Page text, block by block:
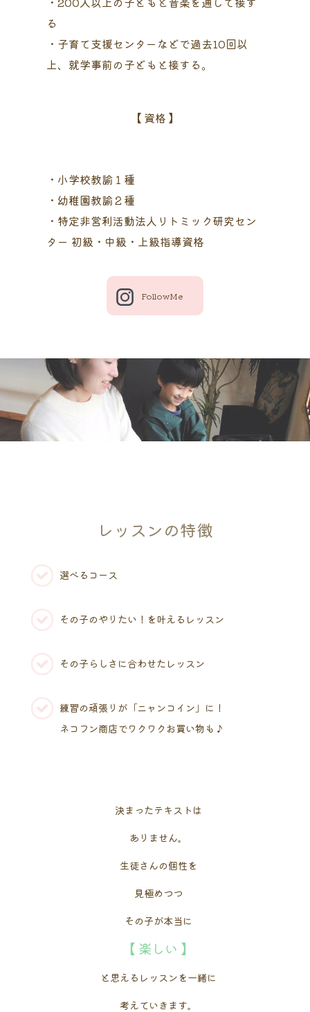
る
・子育て支援センターなどで過去10回以
上、就学事前の子どもと接する。
【 資格 】
・小学校教諭１種
・幼稚園教諭２種
・特定非営利活動法人リトミック研究セン
ター 初級・中級・上級指導資格
FollowMe
レッスンの特徴
選べるコース
その子のやりたい！を叶えるレッスン
その子らしさに合わせたレッスン
練習の頑張りが「ニャンコイン」に！
ネコフン商店でワクワクお買い物も♪
決まったテキストは
ありません。
生徒さんの個性を
見極めつつ
その子が本当に
【 楽しい 】
と思えるレッスンを一緒に
考えていきます。